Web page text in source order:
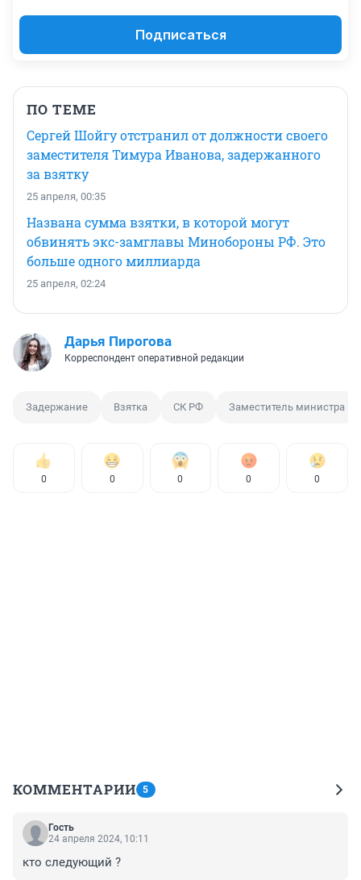
Подписаться
ПО ТЕМЕ
Сергей Шойгу отстранил от должности своего
заместителя Тимура Иванова, задержанного
за взятку
25 апреля, 00:35
Названа сумма взятки, в которой могут
обвинять экс-замглавы Минобороны РФ. Это
больше одного миллиарда
25 апреля, 02:24
Дарья Пирогова
Корреспондент оперативной редакции
Задержание Взятка СК РФ Заместитель министра
0 0 0 0 0
КОММЕНТАРИИ 5
Гость
24 апреля 2024, 10:11
кто следующий ?